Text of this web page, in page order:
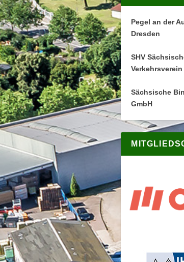
Pegel an der
Dresden
SHV
Sächsische
GmbH